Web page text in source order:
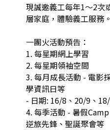
現誠邀義工每年1～2次
層家庭，體驗義工服務。
一團火活動預告：
1. 每星期網上學習
2. 每星期領袖空間
3. 每月成長活動 - 電影
學資訊日等
- 日期: 16/8、20/9、
4. 每季活動 - 暑假
逆旅先鋒、聖誕聚會等